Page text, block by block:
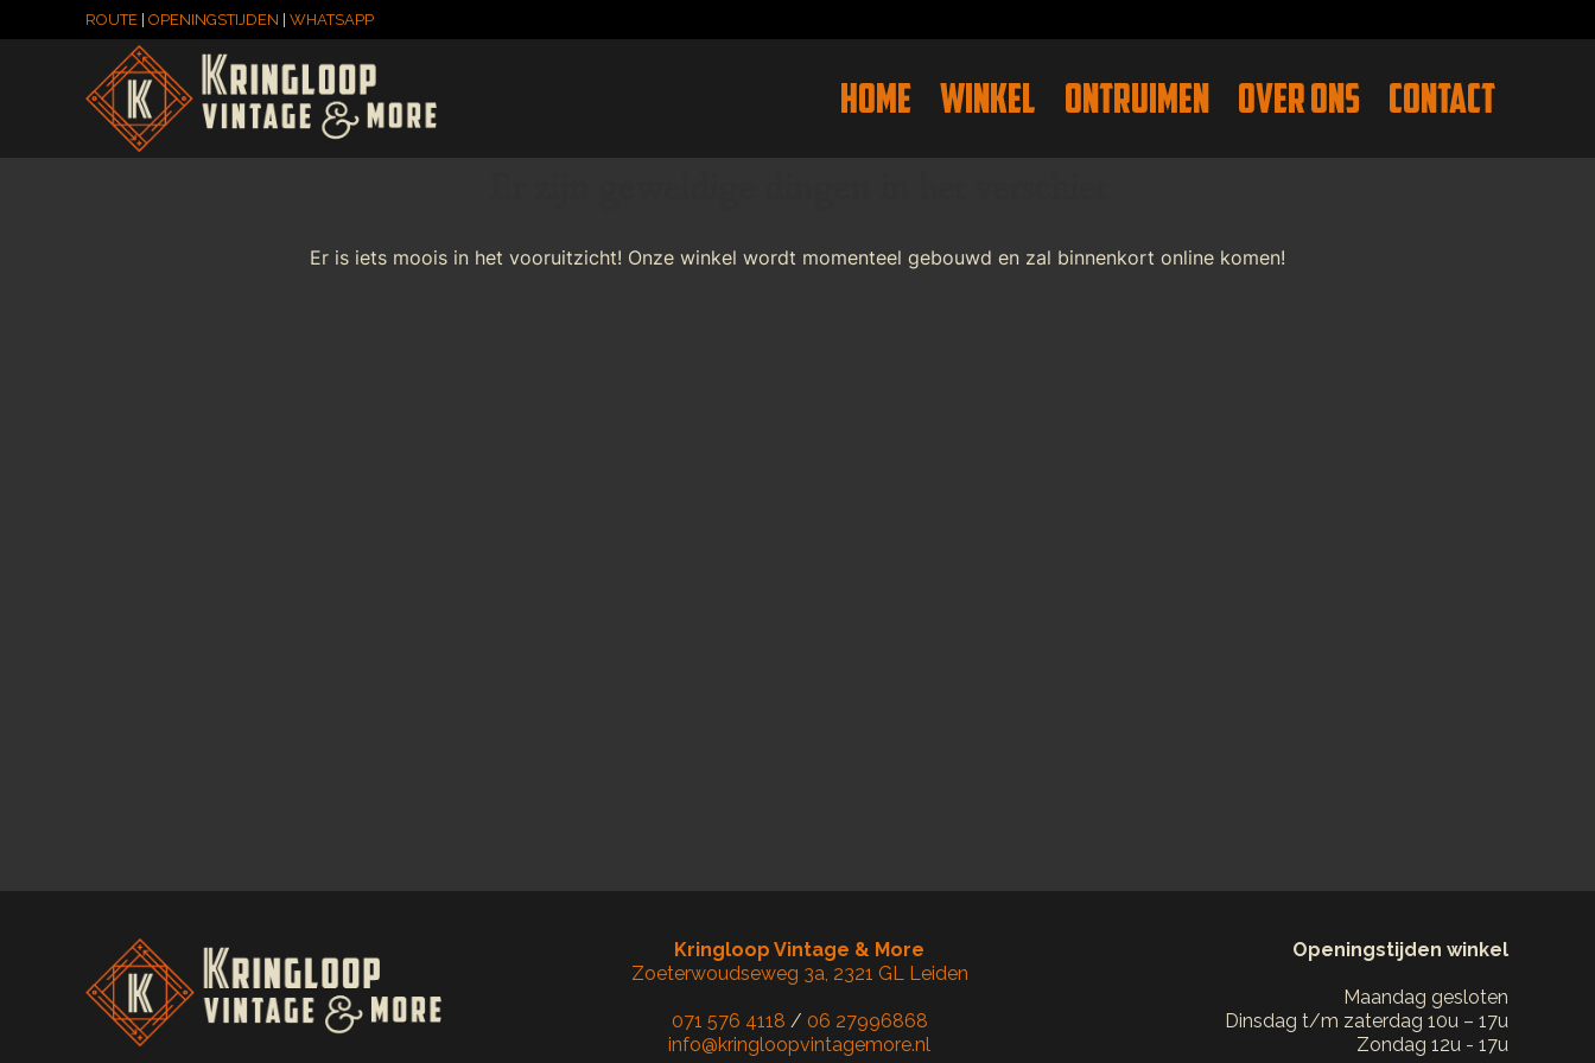
ROUTE OPENINGSTIJDEN WHATSAPP
HOME WINKEL ONTRUIMEN OVER ONS
CONTACT
Er is iets moois in het vooruitzicht! Onze winkel wordt momenteel gebouwd en zal binnenkort online komen!
Kringloop Vintage & More
Zoeterwoudseweg 3a, 2321 GL Leiden
071 576 4118 / 06 27996868
info@kringloopvintagemore.nl
Openingstijden winkel
Maandag gesloten
Dinsdag t/m zaterdag 10u – 17u
Zondag 12u - 17u